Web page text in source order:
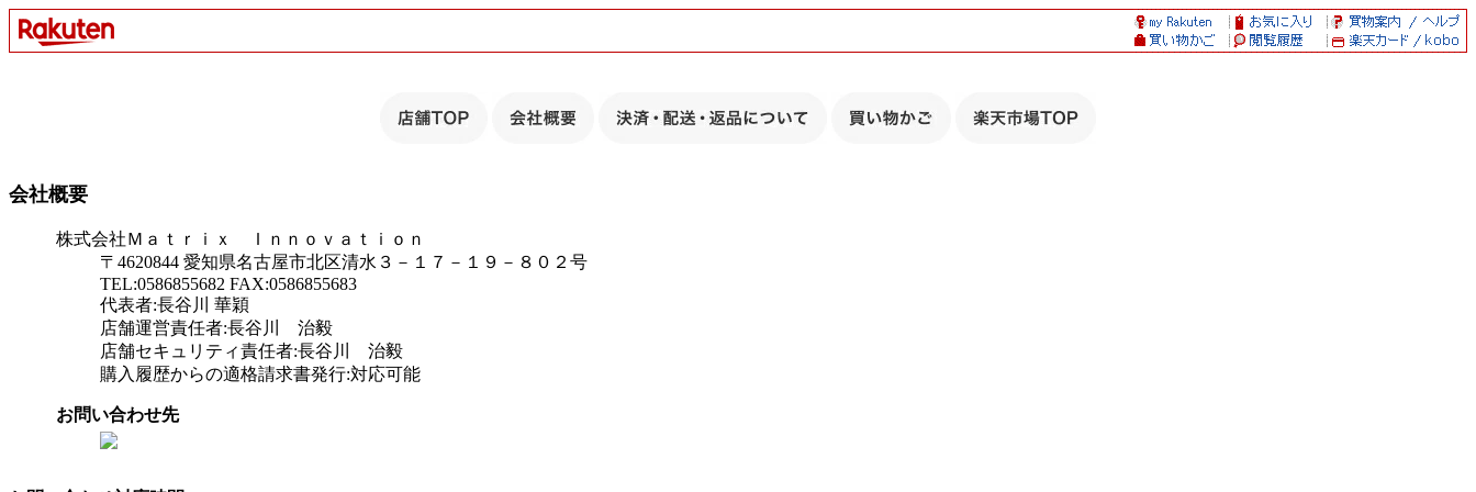
会社概要
株式会社Ｍａｔｒｉｘ Ｉｎｎｏｖａｔｉｏｎ
〒4620844 愛知県名古屋市北区清水３－１７－１９－８０２号
TEL:0586855682 FAX:0586855683
代表者:長谷川 華穎
店舗運営責任者:長谷川 治毅
店舗セキュリティ責任者:長谷川 治毅
購入履歴からの適格請求書発行:対応可能
お問い合わせ先